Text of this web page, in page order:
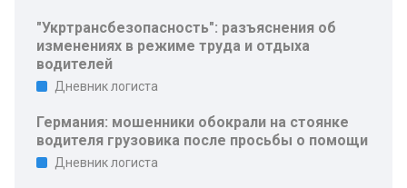
"Укртрансбезопасность": разъяснения об
изменениях в режиме труда и отдыха
водителей
Дневник логиста
Германия: мошенники обокрали на стоянке
водителя грузовика после просьбы о помощи
Дневник логиста